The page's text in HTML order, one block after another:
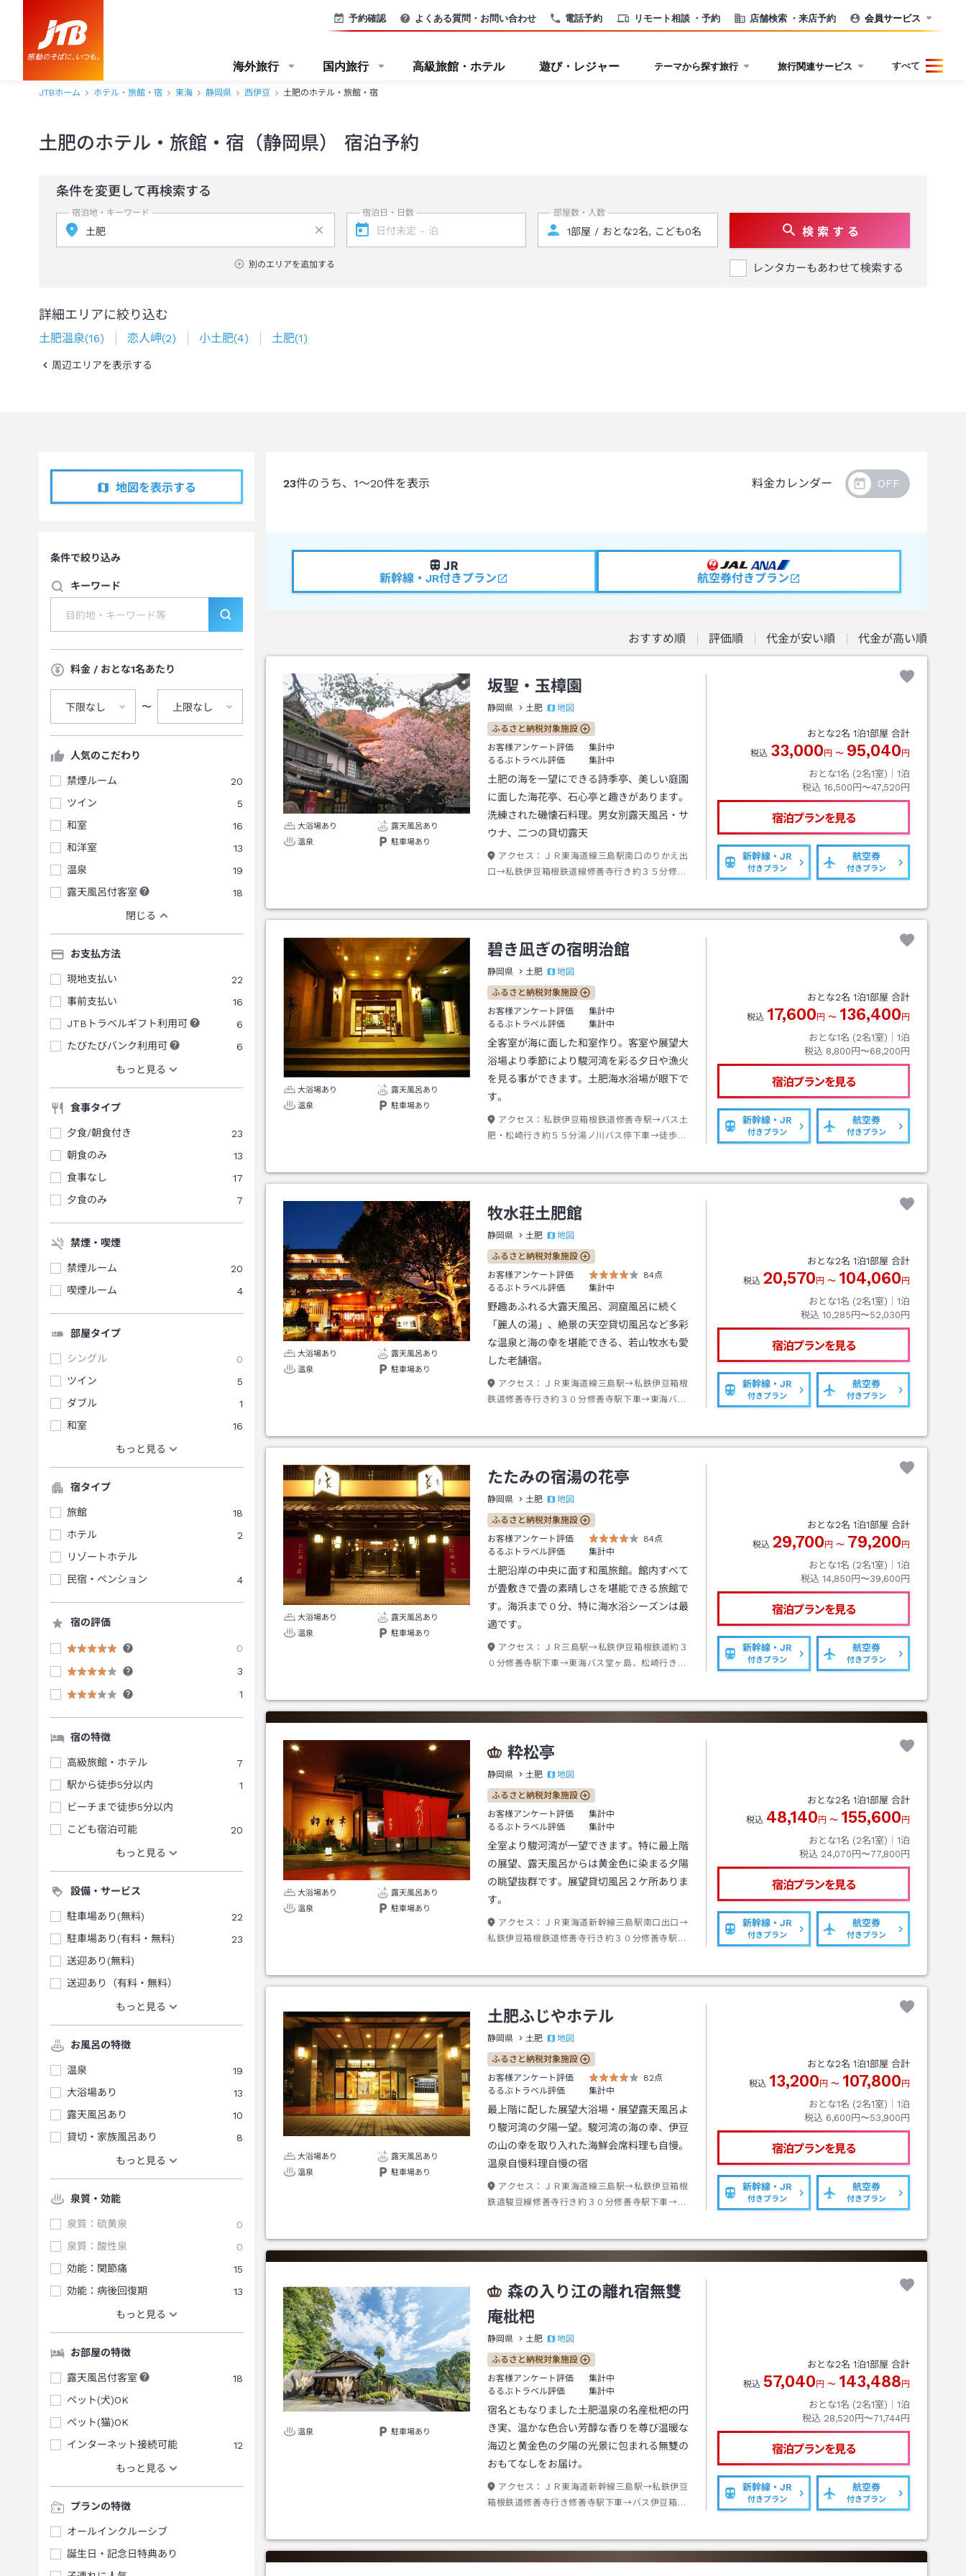
電話予約 リモート相談 ・予約 店舗検索 ・来店予約
予約確認 よくある質問・お問い合わせ 会員サービス
海外旅行 国内旅行 高級旅館・ホテル 遊び・レジャー テーマから探す旅行 旅行関連サービス すべて
JTBホーム ホテル・旅館・宿 東海 静岡県 西伊豆 土肥のホテル・旅館・宿
土肥のホテル・旅館・宿（静岡県） 宿泊予約
条件を変更して再検索する
宿泊地・キーワード
別のエリアを追加する
宿泊日・日数 部屋数・人数
検 索 す る
レンタカーもあわせて検索する
詳細エリアに絞り込む
土肥温泉(16) 恋人岬(2) 小土肥(4) 土肥(1)
周辺エリアを表示する
地図を表示する
条件で絞り込み
キーワード
料金 / おとな1名あたり
下限なし 〜 上限なし
人気のこだわり
禁煙ルーム
20
ツイン
5
和室
16
和洋室
13
温泉
19
露天風呂付客室
18
閉じる
お支払方法
現地支払い
22
事前支払い
16
JTBトラベルギフト利用可
6
たびたびバンク利用可
6
もっと見る
食事タイプ
夕食/朝食付き
23
朝食のみ
13
食事なし
17
夕食のみ
7
禁煙・喫煙
禁煙ルーム
20
喫煙ルーム
4
部屋タイプ
シングル
0
ツイン
5
ダブル
1
和室
16
もっと見る
宿タイプ
旅館
18
ホテル
2
リゾートホテル
民宿・ペンション
4
宿の評価
0
3
1
宿の特徴
高級旅館・ホテル
7
駅から徒歩5分以内
1
ビーチまで徒歩5分以内
こども宿泊可能
20
もっと見る
設備・サービス
駐車場あり(無料)
22
駐車場あり(有料・無料)
23
送迎あり(無料)
送迎あり（有料・無料）
もっと見る
お風呂の特徴
温泉
19
大浴場あり
13
露天風呂あり
10
貸切・家族風呂あり
8
もっと見る
泉質・効能
泉質：硫黄泉
0
泉質：酸性泉
0
効能：関節痛
15
効能：病後回復期
13
もっと見る
お部屋の特徴
露天風呂付客室
18
ペット(犬)OK
ペット(猫)OK
インターネット接続可能
12
もっと見る
プランの特徴
オールインクルーシブ
誕生日・記念日特典あり
23件のうち、 1～20件を表示 料金カレンダー
新幹線・JR付きプラン 航空券付きプラン
おすすめ順 評価順 代金が安い順 代金が高い順
大浴場あり
露天風呂あり
温泉
駐車場あり
坂聖・玉樟園
静岡県 土肥 地図
ふるさと納税対象施設
お客様アンケート評価
集計中
るるぶトラベル評価
集計中
土肥の海を一望にできる詩季亭、美しい庭園
に面した海花亭、石心亭と趣きがあります。
洗練された磯懐石料理。男女別露天風呂・サ
ウナ、二つの貸切露天
アクセス：
ＪＲ東海道線三島駅南口のりかえ出
口→私鉄伊豆箱根鉄道線修善寺行き約３５分修善
おとな2名 1泊1部屋 合計
税込 33,000 円 〜 95,040 円
おとな1名 (2名1室)｜ 1泊
税込 16,500円〜47,520円
宿泊プランを見る
新幹線・JR
付きプラン
航空券
付きプラン
大浴場あり
露天風呂あり
温泉
駐車場あり
碧き凪ぎの宿明治館
静岡県 土肥 地図
ふるさと納税対象施設
お客様アンケート評価
集計中
るるぶトラベル評価
集計中
全客室が海に面した和室作り。客室や展望大
浴場より季節により駿河湾を彩る夕日や漁火
を見る事ができます。土肥海水浴場が眼下で
す。
アクセス： 私鉄伊豆箱根鉄道修善寺駅→バス土
肥・松崎行き約５５分湯ノ川バス停下車→徒歩約
おとな2名 1泊1部屋 合計
税込 17,600 円 〜 136,400 円
おとな1名 (2名1室)｜ 1泊
税込 8,800円〜68,200円
宿泊プランを見る
新幹線・JR
付きプラン
航空券
付きプラン
大浴場あり
露天風呂あり
温泉
駐車場あり
牧水荘土肥館
静岡県 土肥 地図
ふるさと納税対象施設
お客様アンケート評価
84点
るるぶトラベル評価
集計中
野趣あふれる大露天風呂、洞窟風呂に続く
「麗人の湯」、絶景の天空貸切風呂など多彩
な温泉と海の幸を堪能できる、若山牧水も愛
した老舗宿。
アクセス：
ＪＲ東海道線三島駅→私鉄伊豆箱根
鉄道修善寺行き約３０分修善寺駅下車→東海バス
おとな2名 1泊1部屋 合計
税込 20,570 円 〜 104,060 円
おとな1名 (2名1室)｜ 1泊
税込 10,285円〜52,030円
宿泊プランを見る
新幹線・JR
付きプラン
航空券
付きプラン
大浴場あり
露天風呂あり
温泉
駐車場あり
たたみの宿湯の花亭
静岡県 土肥 地図
ふるさと納税対象施設
お客様アンケート評価
84点
るるぶトラベル評価
集計中
土肥沿岸の中央に面す和風旅館。館内すべて
が畳敷きで畳の素晴しさを堪能できる旅館で
す。海浜まで０分、特に海水浴シーズンは最
適です。
アクセス：
ＪＲ三島駅→私鉄伊豆箱根鉄道約３
０分修善寺駅下車→東海バス堂ヶ島、松崎行き約
おとな2名 1泊1部屋 合計
税込 29,700 円 〜 79,200 円
おとな1名 (2名1室)｜ 1泊
税込 14,850円〜39,600円
宿泊プランを見る
新幹線・JR
付きプラン
航空券
付きプラン
大浴場あり
露天風呂あり
温泉
駐車場あり
粋松亭
静岡県 土肥 地図
ふるさと納税対象施設
お客様アンケート評価
集計中
るるぶトラベル評価
集計中
全室より駿河湾が一望できます。特に最上階
の展望、露天風呂からは黄金色に染まる夕陽
の眺望抜群です。展望貸切風呂２ケ所ありま
す。
アクセス：
ＪＲ東海道新幹線三島駅南口出口→
私鉄伊豆箱根鉄道修善寺行き約３０分修善寺駅下
おとな2名 1泊1部屋 合計
税込 48,140 円 〜 155,600 円
おとな1名 (2名1室)｜ 1泊
税込 24,070円〜77,800円
宿泊プランを見る
新幹線・JR
付きプラン
航空券
付きプラン
大浴場あり
露天風呂あり
温泉
駐車場あり
土肥ふじやホテル
静岡県 土肥 地図
ふるさと納税対象施設
お客様アンケート評価
82点
るるぶトラベル評価
集計中
最上階に配した展望大浴場・展望露天風呂よ
り駿河湾の夕陽一望。駿河湾の海の幸、伊豆
の山の幸を取り入れた海鮮会席料理も自慢。
温泉自慢料理自慢の宿
アクセス：
ＪＲ東海道線三島駅→私鉄伊豆箱根
鉄道駿豆線修善寺行き約３０分修善寺駅下車→東
おとな2名 1泊1部屋 合計
税込 13,200 円 〜 107,800 円
おとな1名 (2名1室)｜ 1泊
税込 6,600円〜53,900円
宿泊プランを見る
新幹線・JR
付きプラン
航空券
付きプラン
温泉 駐車場あり
森の入り江の離れ宿無雙
庵枇杷
静岡県 土肥 地図
ふるさと納税対象施設
お客様アンケート評価
集計中
るるぶトラベル評価
集計中
宿名ともなりました土肥温泉の名産枇杷の円
き実、温かな色合い芳醇な香りを尊び温暖な
海辺と黄金色の夕陽の光景に包まれる無雙の
おもてなしをお届け。
アクセス：
ＪＲ東海道新幹線三島駅→私鉄伊豆
箱根鉄道修善寺行き修善寺駅下車→バス伊豆箱根
おとな2名 1泊1部屋 合計
税込 57,040 円 〜 143,488 円
おとな1名 (2名1室)｜ 1泊
税込 28,520円〜71,744円
宿泊プランを見る
新幹線・JR
付きプラン
航空券
付きプラン